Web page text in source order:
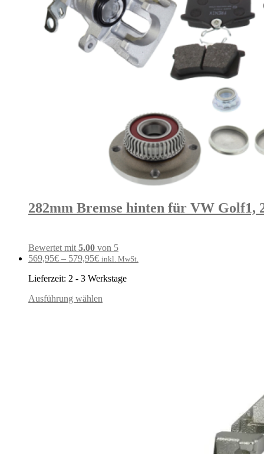
282mm Bremse hinten für VW Golf1,
Bewertet mit 5.00 von 5
569,95€ – 579,95€ inkl. MwSt.
Lieferzeit: 2 - 3 Werkstage
Ausführung wählen